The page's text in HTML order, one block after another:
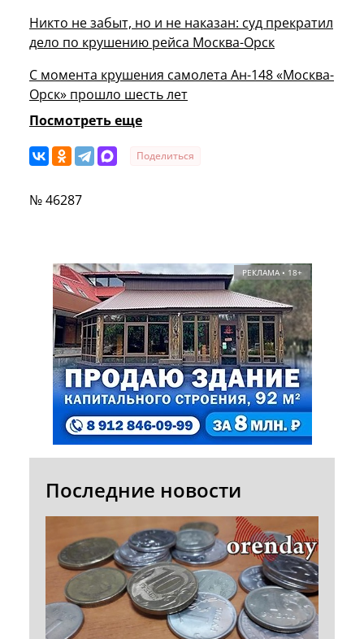
Никто не забыт, но и не наказан: суд прекратил
дело по крушению рейса Москва-Орск
С момента крушения самолета Ан-148 «Москва-
Орск» прошло шесть лет
Посмотреть еще
Поделиться
№ 46287
РЕКЛАМА • 18+
Последние новости